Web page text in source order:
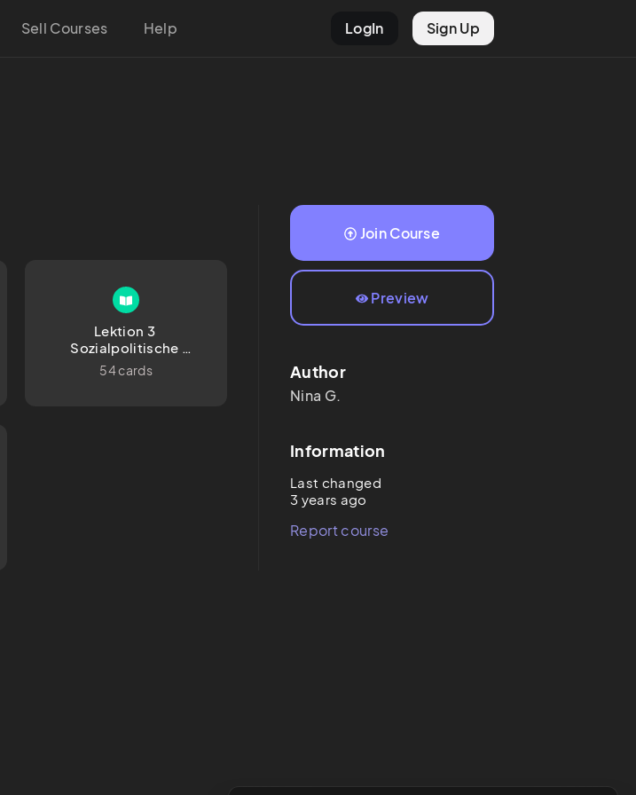
Sell Courses Help LogIn Sign Up
Lektion 3
Sozialpolitische
Entwicklungslinien
54 cards
Join Course
Preview
Author
Nina G.
Information
Last changed
3 years ago
Report course